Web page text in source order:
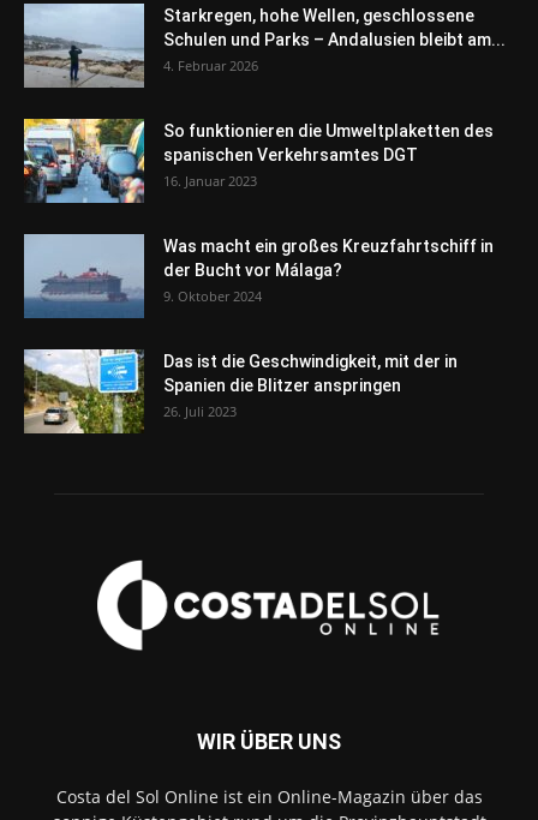
Starkregen, hohe Wellen, geschlossene
Schulen und Parks – Andalusien bleibt am...
4. Februar 2026
So funktionieren die Umweltplaketten des
spanischen Verkehrsamtes DGT
16. Januar 2023
Was macht ein großes Kreuzfahrtschiff in
der Bucht vor Málaga?
9. Oktober 2024
Das ist die Geschwindigkeit, mit der in
Spanien die Blitzer anspringen
26. Juli 2023
WIR ÜBER UNS
Costa del Sol Online ist ein Online-Magazin über das